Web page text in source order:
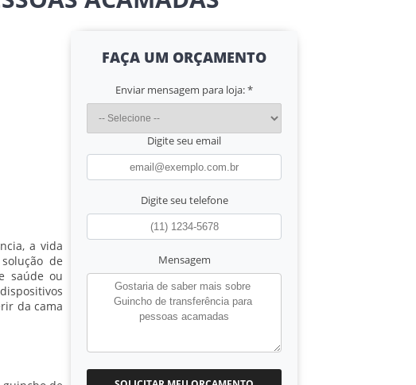
a vida
de
saúde ou
da cama
FAÇA UM ORÇAMENTO
Enviar mensagem para loja:*
Digite seu email
Digite seu telefone
Mensagem